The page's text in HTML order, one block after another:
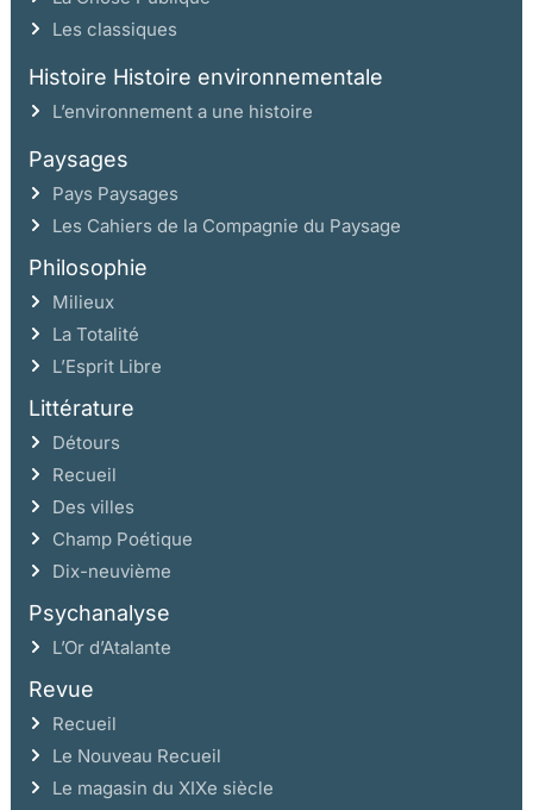
Les classiques
Histoire Histoire environnementale
L’environnement a une histoire
Paysages
Pays Paysages
Les Cahiers de la Compagnie du Paysage
Philosophie
Milieux
La Totalité
L’Esprit Libre
Littérature
Détours
Recueil
Des villes
Champ Poétique
Dix-neuvième
Psychanalyse
L’Or d’Atalante
Revue
Recueil
Le Nouveau Recueil
Le magasin du XIXe siècle